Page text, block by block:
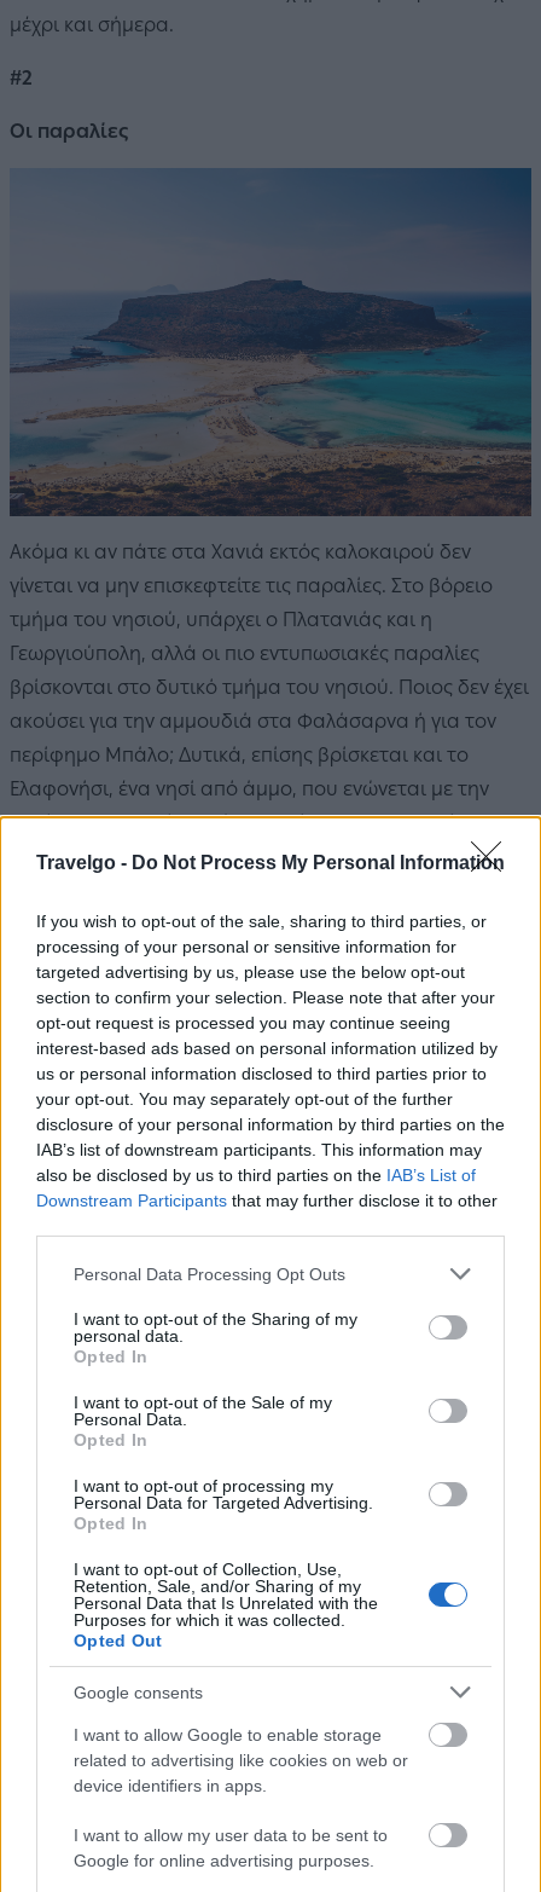
Travelgo - Do Not Process My Personal Information
If you wish to opt-out of the sale, sharing to third parties, or
processing of your personal or sensitive information for
targeted advertising by us, please use the below opt-out
section to confirm your selection. Please note that after your
opt-out request is processed you may continue seeing
interest-based ads based on personal information utilized by
us or personal information disclosed to third parties prior to
your opt-out. You may separately opt-out of the further
disclosure of your personal information by third parties on the
IAB’s list of downstream participants. This information may
also be disclosed by us to third parties on the IAB’s List of
Downstream Participants that may further disclose it to other
Please note that this website/app uses one or more Google
not limited to your visit or usage behaviour. You may click to
grant or deny consent to Google and its third-party tags to
use your data for below specified purposes in below Google
consent section.
Personal Data Processing Opt Outs
I want to opt-out of the Sharing of my
personal data.
Opted In
I want to opt-out of the Sale of my
Personal Data.
Opted In
I want to opt-out of processing my
Personal Data for Targeted Advertising.
Opted In
I want to opt-out of Collection, Use,
Retention, Sale, and/or Sharing of my
Personal Data that Is Unrelated with the
Purposes for which it was collected.
Opted Out
Google consents
I want to allow Google to enable storage
related to advertising like cookies on web or
device identifiers in apps.
I want to allow my user data to be sent to
Google for online advertising purposes.
μέχρι και σήμερα.
#2
Οι παραλίες
Ακόμα κι αν πάτε στα Χανιά εκτός καλοκαιρού δεν
γίνεται να μην επισκεφτείτε τις παραλίες. Στο βόρειο
τμήμα του νησιού, υπάρχει ο Πλατανιάς και η
Γεωργιούπολη, αλλά οι πιο εντυπωσιακές παραλίες
βρίσκονται στο δυτικό τμήμα του νησιού. Ποιος δεν έχει
ακούσει για την αμμουδιά στα Φαλάσαρνα ή για τον
περίφημο Μπάλο; Δυτικά, επίσης βρίσκεται και το
Ελαφονήσι, ένα νησί από άμμο, που ενώνεται με την
ακτή με μια στενή αμμώδη λωρίδα, και το Κεδρόδασος,
δύο ακόμα ξακουστές παραλίες των Χανίων.
Περιήγηση στον Βάμο
Μόλις 25 χλμ έξω από τα Χανιά βρίσκεται ο Βάμος, ένας
οικισμός που περιβάλλεται από άγρια φύση και είναι
και όποιος το επισκεφτεί θα έχει την ευκαιρία να δει την
πλούσια αρχιτεκτονική του, αλλά και να μάθει τη
σημασία του χωριού. Κατά τη διάρκεια της
Τουρκοκρατίας, ένας πασάς επέλεξε τον Βάμο ως έδρα
κυριαρχία με τους αγώνες του 1896 να τους
απαλλάσσουν από τους Τούρκους.
Επίσκεψη στο Αρχαιολογικό Μουσείο Χανίων
Η Κρήτη και τα Χανιά έχουν πλούσια ιστορία και
μάθετε αν επισκεφτείτε το αρχαιολογικό μουσείο